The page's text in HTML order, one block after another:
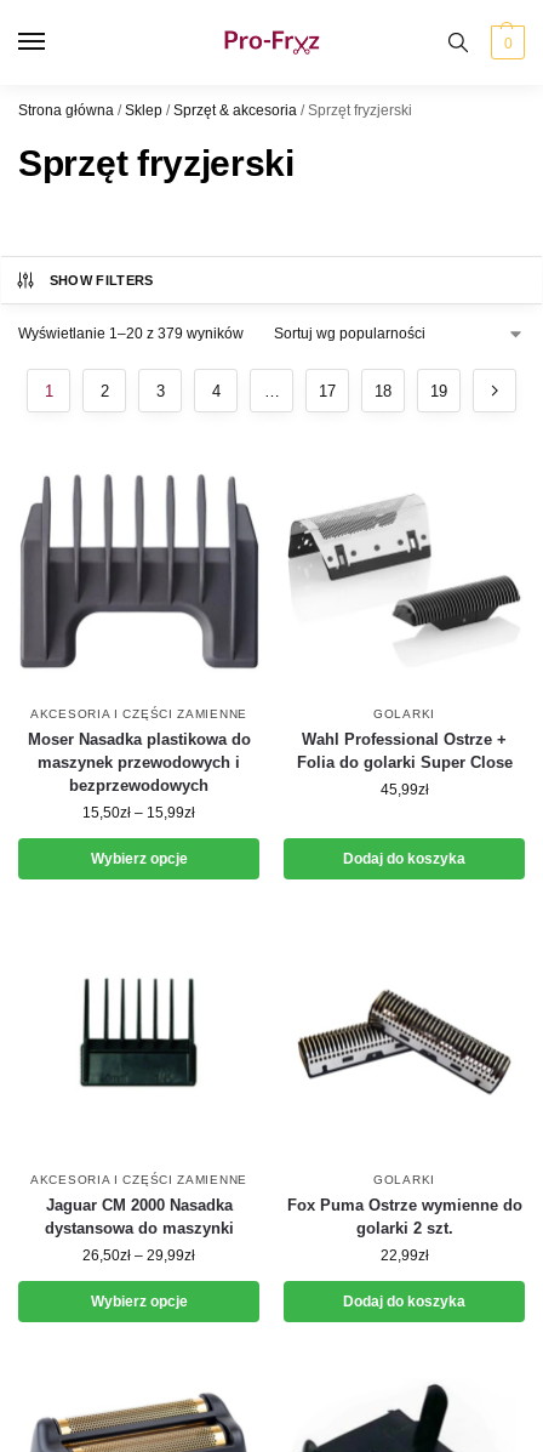
0
Strona główna /Sklep /Sprzęt & akcesoria /Sprzęt fryzjerski
Sprzęt fryzjerski
SHOW FILTERS
Wyświetlanie 1–20 z 379 wyników
1 2 3 4 … 17 18 19
AKCESORIA I CZĘŚCI ZAMIENNE
Moser Nasadka plastikowa do
maszynek przewodowych i
bezprzewodowych
15,50zł – 15,99zł
Wybierz opcje
GOLARKI
Wahl Professional Ostrze +
Folia do golarki Super Close
45,99zł
Dodaj do koszyka
AKCESORIA I CZĘŚCI ZAMIENNE
Jaguar CM 2000 Nasadka
dystansowa do maszynki
26,50zł – 29,99zł
Wybierz opcje
GOLARKI
Fox Puma Ostrze wymienne do
golarki 2 szt.
22,99zł
Dodaj do koszyka